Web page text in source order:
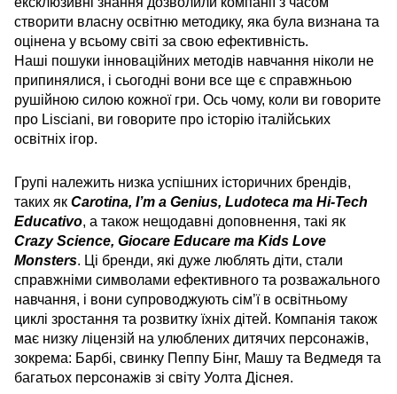
створити власну освітню методику, яка була визнана та
оцінена у всьому світі за свою ефективність.
Наші пошуки інноваційних методів навчання ніколи не
припинялися, і сьогодні вони все ще є справжньою
рушійною силою кожної гри. Ось чому, коли ви говорите
про Lisciani, ви говорите про історію італійських
освітніх ігор.
Групі належить низка успішних історичних брендів,
таких як Carotina, I’m a Genius, Ludoteca та Hi-Tech
Educativo, а також нещодавні доповнення, такі як
Crazy Science, Giocare Educare та Kids Love
Monsters. Ці бренди, які дуже люблять діти, стали
справжніми символами ефективного та розважального
навчання, і вони супроводжують сім’ї в освітньому
циклі зростання та розвитку їхніх дітей. Компанія також
має низку ліцензій на улюблених дитячих персонажів,
зокрема: Барбі, свинку Пеппу Бінг, Машу та Ведмедя та
багатьох персонажів зі світу Уолта Діснея.